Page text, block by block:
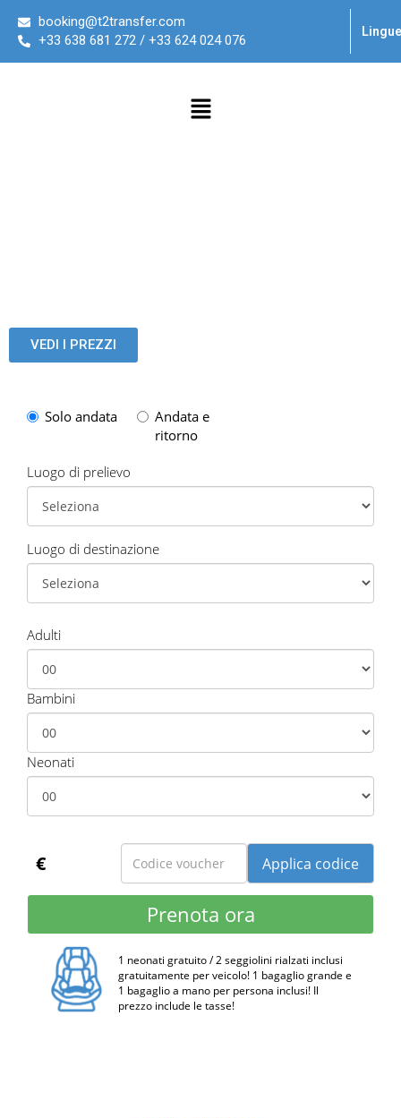
booking@t2transfer.com
+33 638 681 272 / +33 624 024 076
Lingue
VEDI I PREZZI
Solo andata
Andata e
ritorno
Luogo di prelievo
Luogo di destinazione
Adulti
Bambini
Neonati
€
1 neonati gratuito / 2 seggiolini rialzati inclusi
gratuitamente per veicolo! 1 bagaglio grande e
1 bagaglio a mano per persona inclusi! Il
prezzo include le tasse!